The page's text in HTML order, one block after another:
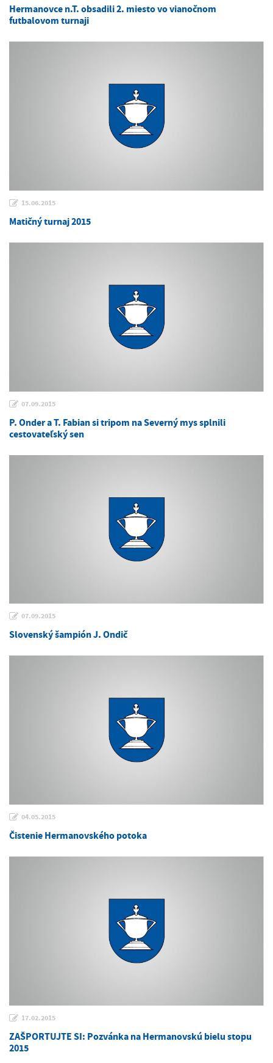
Hermanovce n.T. obsadili 2. miesto vo vianočnom
futbalovom turnaji
15.06.2015
Matičný turnaj 2015
07.09.2015
P. Onder a T. Fabian si tripom na Severný mys splnili
cestovateľský sen
07.09.2015
Slovenský šampión J. Ondič
04.05.2015
Čistenie Hermanovského potoka
17.02.2015
ZAŠPORTUJTE SI: Pozvánka na Hermanovskú bielu stopu
2015